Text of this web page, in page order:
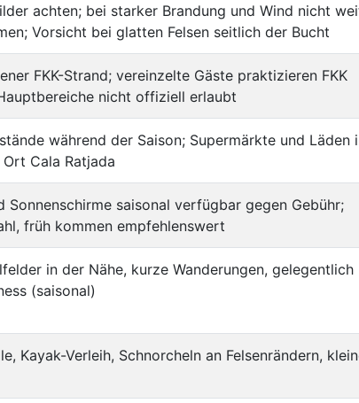
achten; bei starker Brandung und Wind nicht
Vorsicht bei glatten Felsen seitlich der Bucht
FKK-Strand; vereinzelte Gäste praktizieren FKK
nicht offiziell erlaubt
während der Saison; Supermärkte und Läden
Cala Ratjada
Sonnenschirme saisonal verfügbar gegen Gebühr;
früh kommen empfehlenswert
in der Nähe, kurze Wanderungen, gelegentlich
(saisonal)
Kayak-Verleih, Schnorcheln an Felsenrändern,